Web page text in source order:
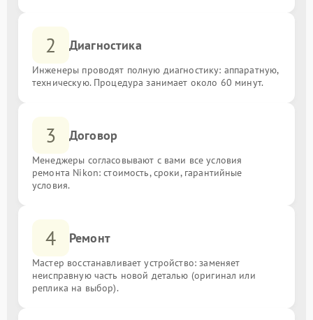
2 Диагностика
Инженеры проводят полную диагностику: аппаратную,
техническую. Процедура занимает около 60 минут.
3 Договор
Менеджеры согласовывают с вами все условия
ремонта Nikon: стоимость, сроки, гарантийные
условия.
4 Ремонт
Мастер восстанавливает устройство: заменяет
неисправную часть новой деталью (оригинал или
реплика на выбор).